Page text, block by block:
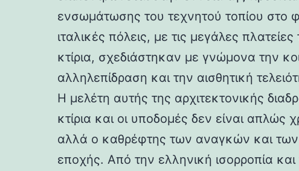
ενσωμάτωσης του τεχνητού τοπίου στο
ιταλικές πόλεις, με τις μεγάλες
κτίρια, σχεδιάστηκαν με γνώμονα την
αλληλεπίδραση και την αισθητική
Η μελέτη αυτής της αρχιτεκτονικής
κτίρια και οι υποδομές δεν είναι απλώς
αλλά ο καθρέφτης των αναγκών και των
εποχής. Από την ελληνική ισορροπία και